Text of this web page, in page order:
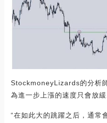
StockmoneyLizards的分析
為進一步上漲的速度只會放緩
“在如此大的跳躍之后，通常